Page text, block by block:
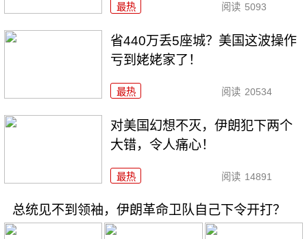
最热 阅读 5093
省440万丢5座城？美国这波操作
亏到姥姥家了！
最热 阅读 20534
对美国幻想不灭，伊朗犯下两个
大错，令人痛心！
最热 阅读 14891
总统见不到领袖，伊朗革命卫队自己下令开打？